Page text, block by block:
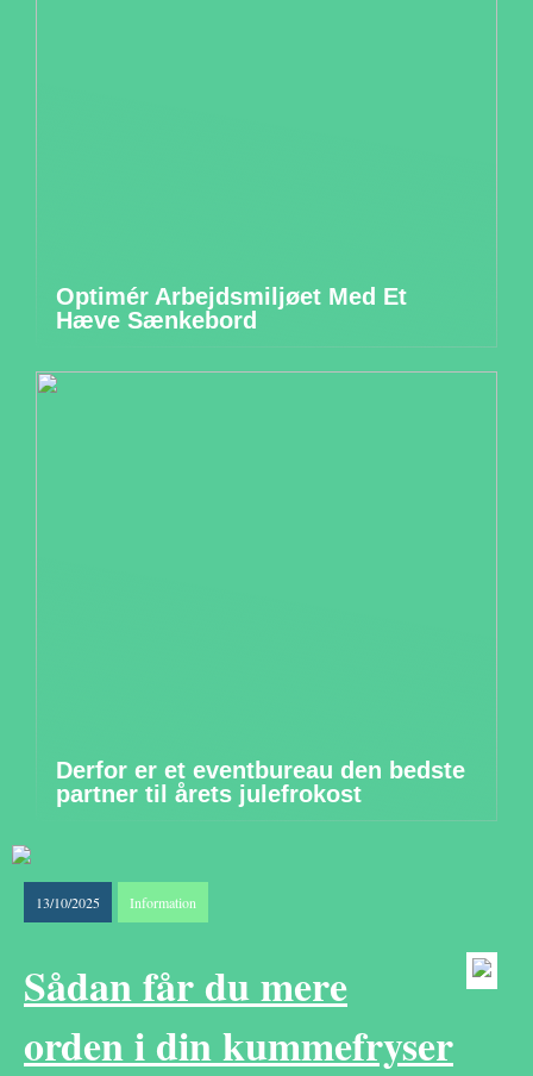
Optimér Arbejdsmiljøet Med Et
Hæve Sænkebord
Derfor er et eventbureau den bedste
partner til årets julefrokost
13/10/2025 Information
Sådan får du mere
orden i din kummefryser